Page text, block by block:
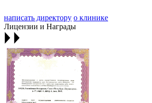
написать директору о клинике
Лицензии и Награды